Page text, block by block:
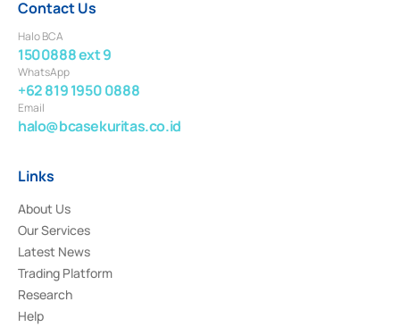
Contact Us
Halo BCA
1500888 ext 9
WhatsApp
+62 819 1950 0888
Email
halo@bcasekuritas.co.id
Links
About Us
Our Services
Latest News
Trading Platform
Research
Help